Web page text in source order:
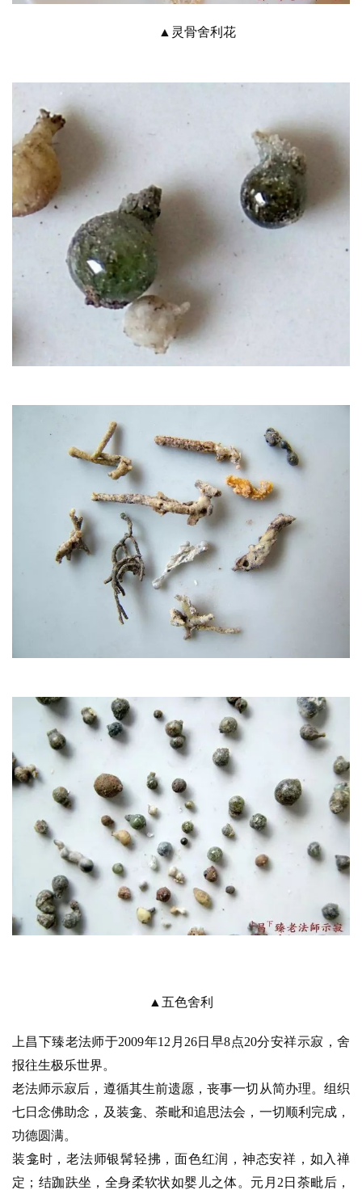
▲灵骨舍利花
▲五色舍利
上昌下臻老法师于2009年12月26日早8点20分安祥示寂，舍
报往生极乐世界。
老法师示寂后，遵循其生前遗愿，丧事一切从简办理。组织
七日念佛助念，及装龛、荼毗和追思法会，一切顺利完成，
功德圆满。
装龛时，老法师银髯轻拂，面色红润，神态安祥，如入禅
定；结跏趺坐，全身柔软状如婴儿之体。元月2日荼毗后，